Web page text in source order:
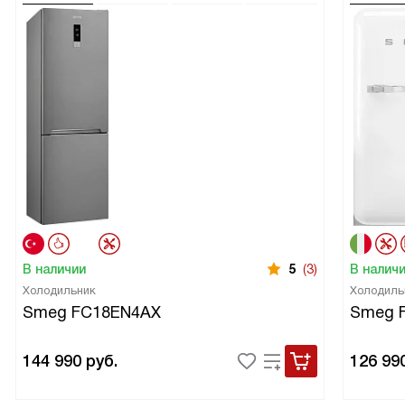
В наличии 5 (3)
Холодильник
Smeg FC18EN4AX
144 990 руб.
В
Smeg
126